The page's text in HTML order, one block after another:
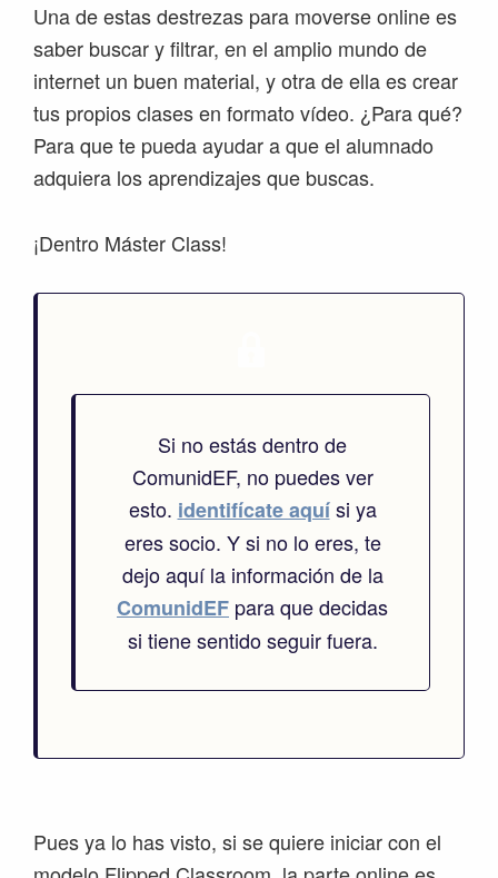
Una de estas destrezas para moverse online es
saber buscar y filtrar, en el amplio mundo de
internet un buen material, y otra de ella es crear
tus propios clases en formato vídeo. ¿Para qué?
Para que te pueda ayudar a que el alumnado
adquiera los aprendizajes que buscas.
¡Dentro Máster Class!
Si no estás dentro de
ComunidEF, no puedes ver
esto. identifícate aquísi ya
eres socio. Y si no lo eres, te
dejo aquí la información de la
ComunidEF para que decidas
si tiene sentido seguir fuera.
Pues ya lo has visto, si se quiere iniciar con el